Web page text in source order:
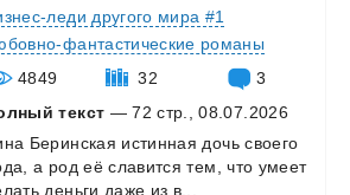
леди другого мира #1
фантастические романы
4849
32
3
текст — 72 стр., 08.07.2026
Беринская истинная дочь своего
а род её славится тем, что умеет
деньги даже из в...